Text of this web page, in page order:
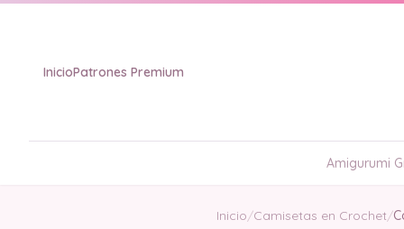
InicioPatrones Premium
Amigurumi
Inicio/Camisetas en Crochet/